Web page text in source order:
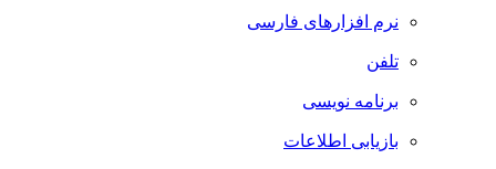
نرم افزارهای فارسی
تلفن
برنامه نویسی
بازیابی اطلاعات